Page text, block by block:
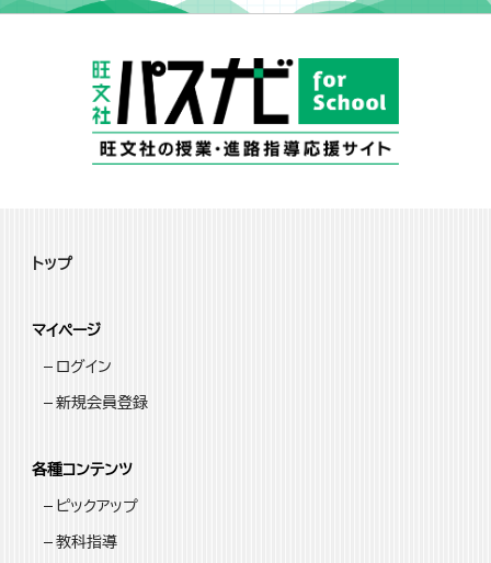
トップ
マイページ
ログイン
新規会員登録
各種コンテンツ
ピックアップ
教科指導